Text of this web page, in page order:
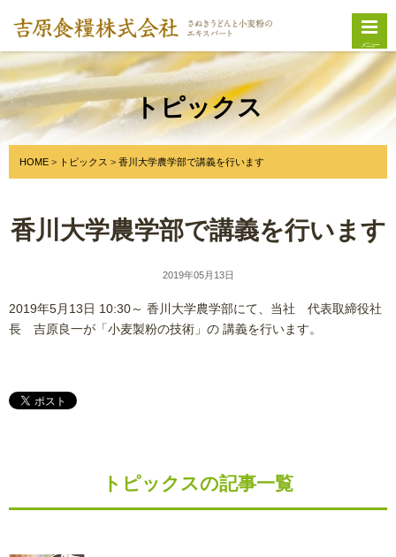
メニュー
トピックス
HOME トピックス 香川大学農学部で講義を行います
香川大学農学部で講義を行います
2019年05月13日
2019年5月13日 10:30～ 香川大学農学部にて、当社 代表取締役社
長 吉原良一が「小麦製粉の技術」の 講義を行います。
トピックスの記事一覧